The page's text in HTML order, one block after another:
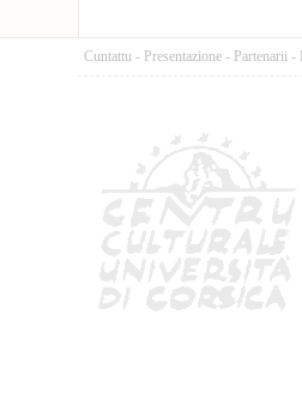
Cuntattu - Presentazione - Partenarii -